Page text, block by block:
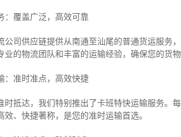
：覆盖广泛，高效可靠
公司供应链提供从南通至汕尾的普通货运服务
业的物流团队和丰富的运输经验，确保您的货
：准时准点，高效快捷
时抵达，我们特别推出了卡班特快运输服务。
效、快捷著称，是您的准时运输首选。